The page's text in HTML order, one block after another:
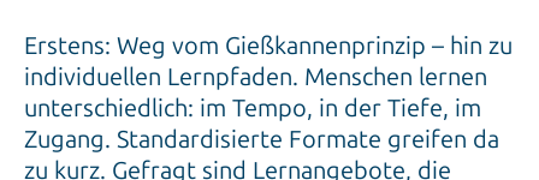
Erstens: Weg vom Gießkannenprinzip – hin zu
individuellen Lernpfaden. Menschen lernen
unterschiedlich: im Tempo, in der Tiefe, im
Zugang. Standardisierte Formate greifen da
zu kurz. Gefragt sind Lernangebote, die